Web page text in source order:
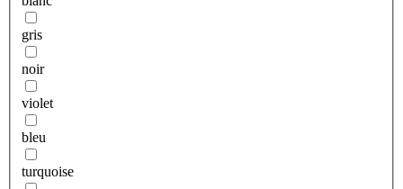
gris
noir
violet
bleu
turquoise